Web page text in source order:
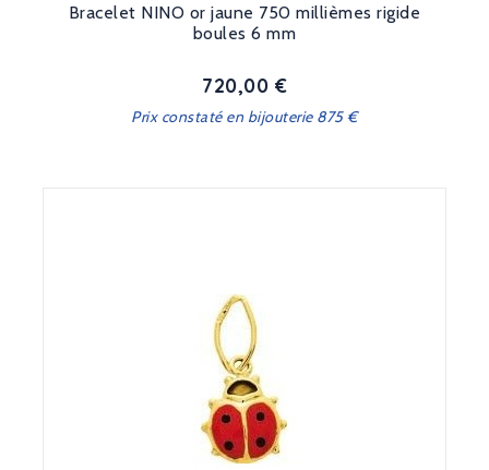
Bracelet NINO or jaune 750 millièmes rigide
boules 6 mm
Prix
720,00 €
Prix constaté en bijouterie 875 €